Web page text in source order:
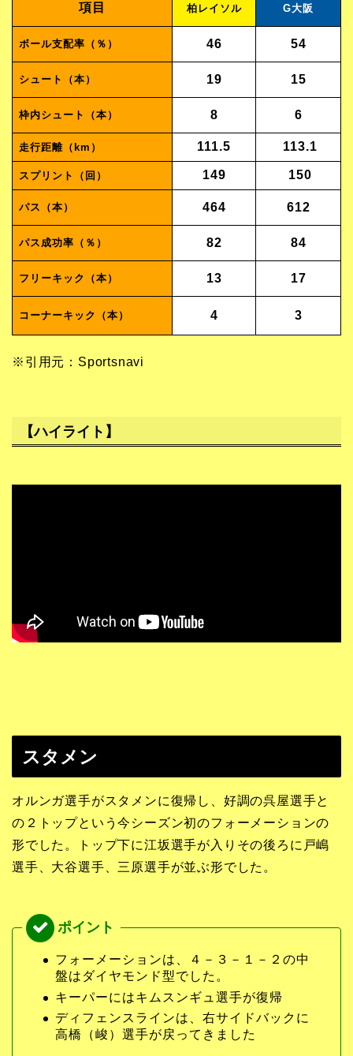
項目 柏レイソル G大阪
ボール支配率（％） 46 54
シュート（本） 19 15
枠内シュート（本） 8 6
走行距離（km） 111.5 113.1
スプリント（回） 149 150
パス（本） 464 612
パス成功率（％） 82 84
フリーキック（本） 13 17
コーナーキック（本） 4 3
※引用元：Sportsnavi
【ハイライト】
スタメン
オルンガ選手がスタメンに復帰し、好調の呉屋選手と
の２トップという今シーズン初のフォーメーションの
形でした。トップ下に江坂選手が入りその後ろに戸嶋
選手、大谷選手、三原選手が並ぶ形でした。
フォーメーションは、４－３－１－２の中
盤はダイヤモンド型でした。
キーパーにはキムスンギュ選手が復帰
ディフェンスラインは、右サイドバックに
高橋（峻）選手が戻ってきました